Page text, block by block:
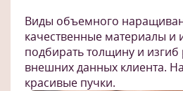
Виды объемного
качественные материалы и
подбирать толщину и изгиб
внешних данных клиента.
красивые пучки.